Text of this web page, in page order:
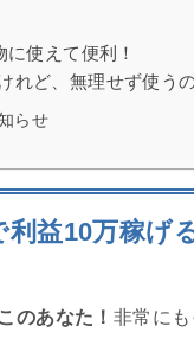
使えて便利！
れど、無理せず使う
らせ
利益10万稼げ
のあなた！ 非常にも